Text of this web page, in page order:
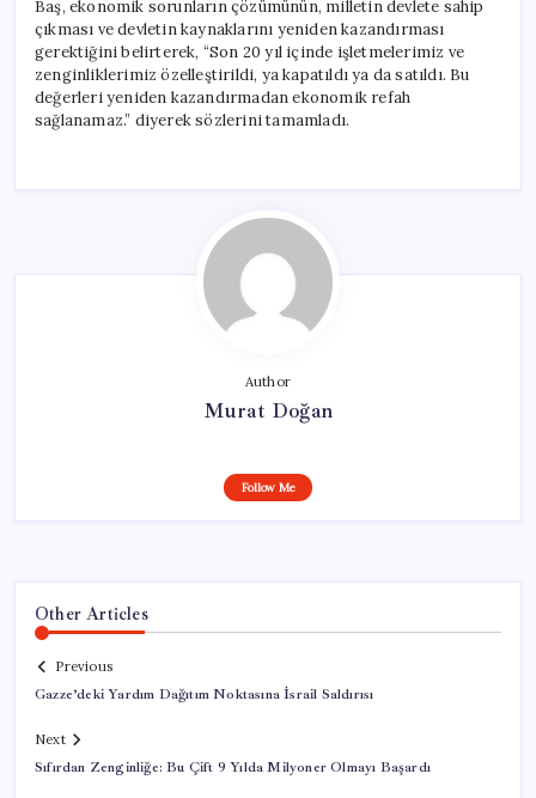
Baş, ekonomik sorunların çözümünün, milletin devlete sahip
çıkması ve devletin kaynaklarını yeniden kazandırması
gerektiğini belirterek, “Son 20 yıl içinde işletmelerimiz ve
zenginliklerimiz özelleştirildi, ya kapatıldı ya da satıldı. Bu
değerleri yeniden kazandırmadan ekonomik refah
sağlanamaz.” diyerek sözlerini tamamladı.
Author
Murat Doğan
Follow Me
Other Articles
Previous
Gazze’deki Yardım Dağıtım Noktasına İsrail Saldırısı
Next
Sıfırdan Zenginliğe: Bu Çift 9 Yılda Milyoner Olmayı Başardı